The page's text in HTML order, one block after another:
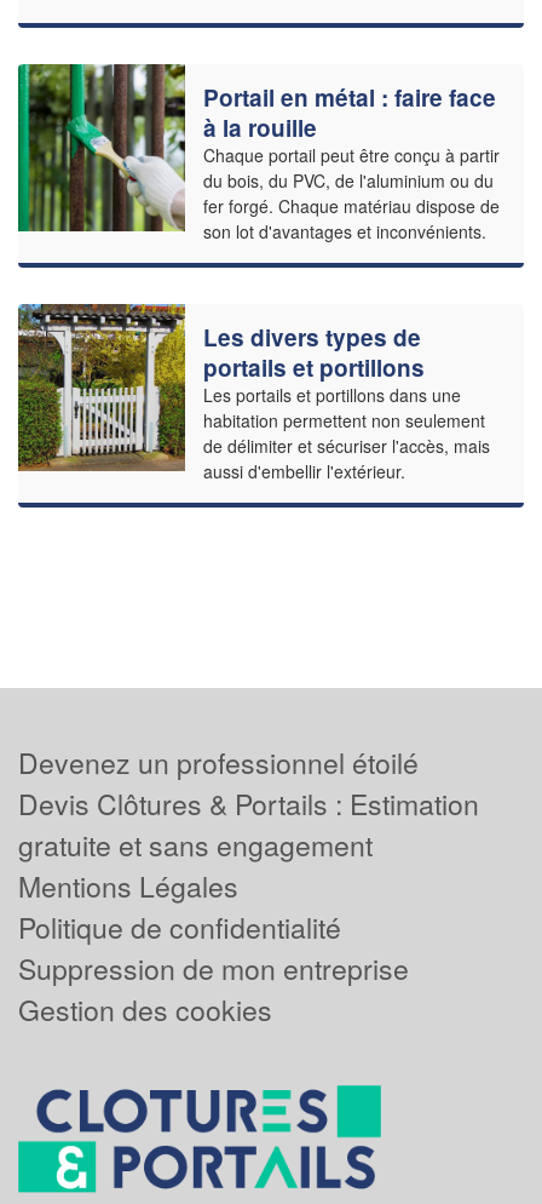
Portail en métal : faire face
à la rouille
Chaque portail peut être conçu à partir
du bois, du PVC, de l'aluminium ou du
fer forgé. Chaque matériau dispose de
son lot d'avantages et inconvénients.
Les divers types de
portails et portillons
Les portails et portillons dans une
habitation permettent non seulement
de délimiter et sécuriser l'accès, mais
aussi d'embellir l'extérieur.
Devenez un professionnel étoilé
Devis Clôtures & Portails : Estimation
gratuite et sans engagement
Mentions Légales
Politique de confidentialité
Suppression de mon entreprise
Gestion des cookies